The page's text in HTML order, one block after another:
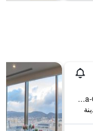
604 Manjuya-Cho, Sanjo-Sagaru, كيوتو, اليابان